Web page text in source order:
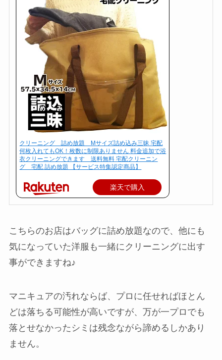
クリーニング 詰め放題 Mサイズ詰め込み三昧 宅配
何枚入れてもOK！枚数に制限ありません 料金追加で浴
衣クリーニングできます 送料無料 宅配クリーニン
グ 宅配 詰め放題 【サービス特集認定商品】
楽天で購入
こちらのお店はバッグに詰め放題なので、他にも
気になっていた洋服も一緒にクリーニングに出す
事ができますね♪
マニキュアの汚れならば、プロに任せればほとん
どは落ちる可能性が高いですが、万が一プロでも
落とせなかったシミは残念ながら諦めるしかあり
ません。